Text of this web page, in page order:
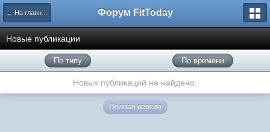
← На главную Форум FitToday
Новые публикации
По типу По времени
Новых публикаций не найдено.
Полная версия